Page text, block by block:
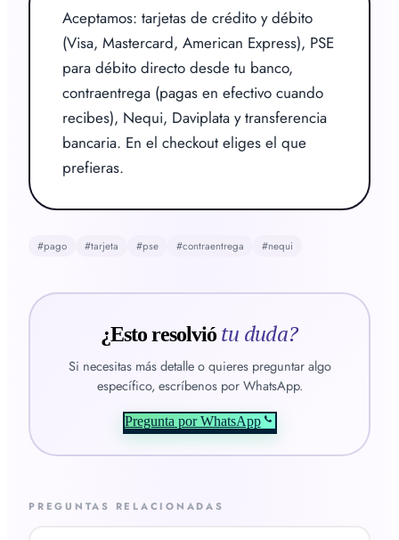
Aceptamos: tarjetas de crédito y débito
(Visa, Mastercard, American Express), PSE
para débito directo desde tu banco,
contraentrega (pagas en efectivo cuando
recibes), Nequi, Daviplata y transferencia
bancaria. En el checkout eliges el que
prefieras.
#pago #tarjeta #pse #contraentrega #nequi
¿Esto resolvió tu duda?
Si necesitas más detalle o quieres preguntar algo
específico, escríbenos por WhatsApp.
Pregunta por WhatsApp
PREGUNTAS RELACIONADAS